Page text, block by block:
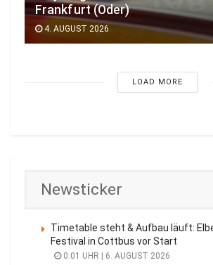
Frankfurt (Oder)
4. AUGUST 2026
LOAD MORE
Newsticker
Timetable steht & Aufbau läuft:
Festival in Cottbus vor Start
0:01 UHR | 6. AUGUST 2026